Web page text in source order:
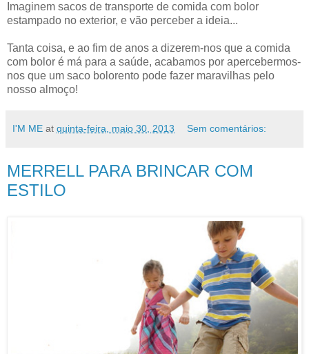
Imaginem sacos de transporte de comida com bolor
estampado no exterior, e vão perceber a ideia...
Tanta coisa, e ao fim de anos a dizerem-nos que a comida
com bolor é má para a saúde, acabamos por apercebermos-
nos que um saco bolorento pode fazer maravilhas pelo
nosso almoço!
I'M ME at quinta-feira, maio 30, 2013 Sem comentários:
MERRELL PARA BRINCAR COM
ESTILO